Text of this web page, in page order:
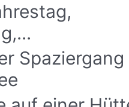
Spaziergang